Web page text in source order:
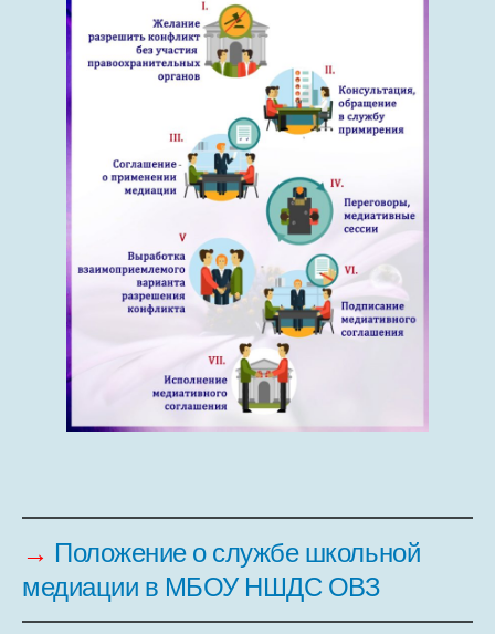
→ Положение о службе школьной
медиации в МБОУ НШДС ОВЗ